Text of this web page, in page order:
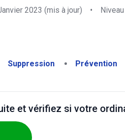
2023 (mis à jour) •
Suppression Prévention
et vérifiez si votre